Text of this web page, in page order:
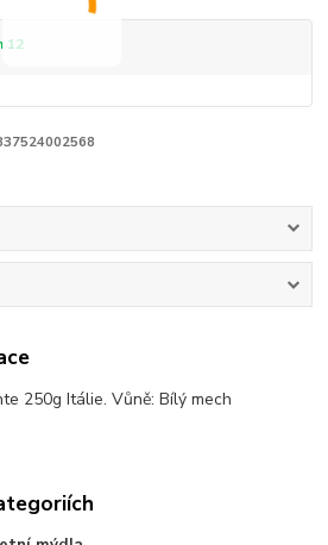
12
250g Itálie. Vůně: Bílý mech